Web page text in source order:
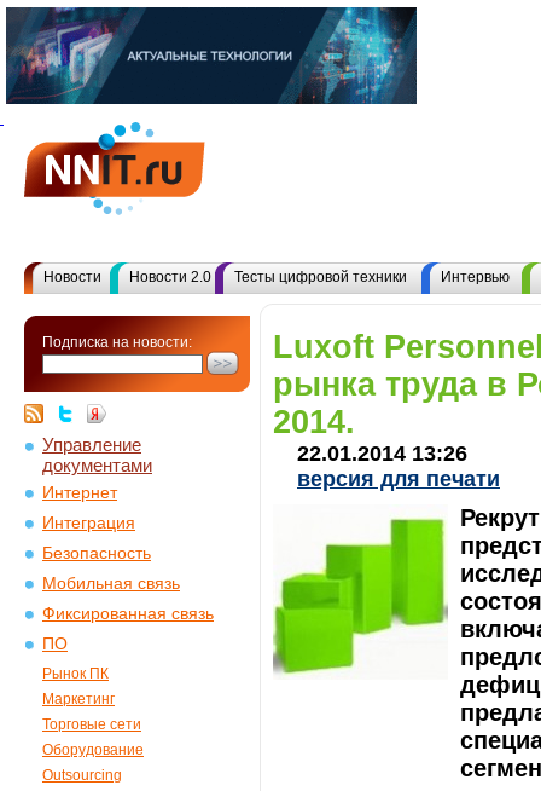
Новости Новости 2.0 Тесты цифровой техники Интервью
Подписка на новости:
Управление
документами
Интернет
Интеграция
Безопасность
Мобильная связь
Фиксированная связь
ПО
Рынок ПК
Маркетинг
Торговые сети
Оборудование
Outsourcing
Luxoft
рынка труда в
2014.
22.01.2014 13:26
версия для печати